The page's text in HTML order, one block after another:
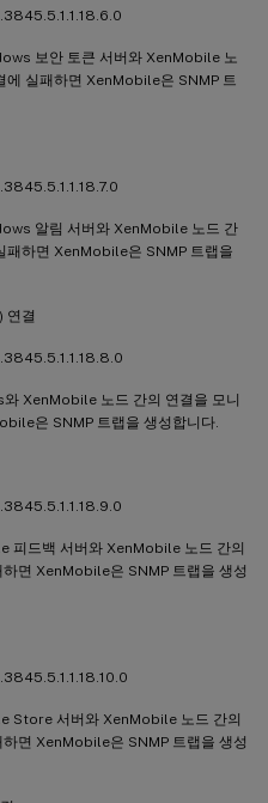
보안 토큰 서버와 XenMobile 노
에 실패하면 XenMobile은 SNMP 트
알림 서버와 XenMobile 노드 간
패하면 XenMobile은 SNMP 트랩을
연결
XenMobile 노드 간의 연결을 모니
은 SNMP 트랩을 생성합니다.
피드백 서버와 XenMobile 노드 간의
면 XenMobile은 SNMP 트랩을 생성
Store 서버와 XenMobile 노드 간의
면 XenMobile은 SNMP 트랩을 생성